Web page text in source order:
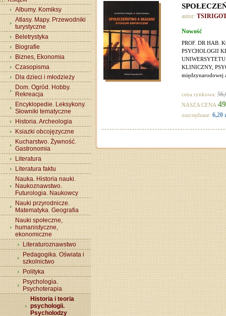
Albumy. Komiksy
Atlasy. Mapy. Przewodniki
turystyczne
Beletrystyka
Biografie
Biznes, Ekonomia
Czasopisma
Dla dzieci i młodzieży
Dom. Ogród. Hobby.
Rekreacja
Encyklopedie. Leksykony.
Słowniki tematyczne
Historia. Archeologia
Ksiazki obcojęzyczne
Kucharstwo. Żywność.
Gastronomia
Literatura
Literatura faktu
Nauka. Historia nauki.
Naukoznawstwo.
Futurologia. Naukowcy
Nauki przyrodnicze.
Matematyka. Geografia
Nauki społeczne,
humanistyczne,
ekonomiczne
Literaturoznawstwo
Pedagogika. Oświata i
szkolnictwo
Polityka
Psychologia.
Psychoterapia
Historia i teoria
psychologii.
Psycholodzy
autor:
Nowość
PROF. DR HAB.
PSYCHOLOGII
KLINICZNY,
międzynarodowej
cena rynkowa:
NASZA CENA:
oszczędzasz: 6,20